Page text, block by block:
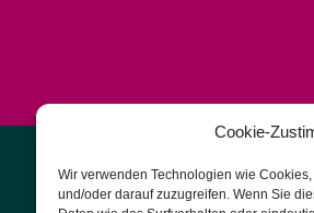
Cookie-
Wir verwenden Technologien wie
und/oder darauf zuzugreifen. Wenn Sie
Impressum |